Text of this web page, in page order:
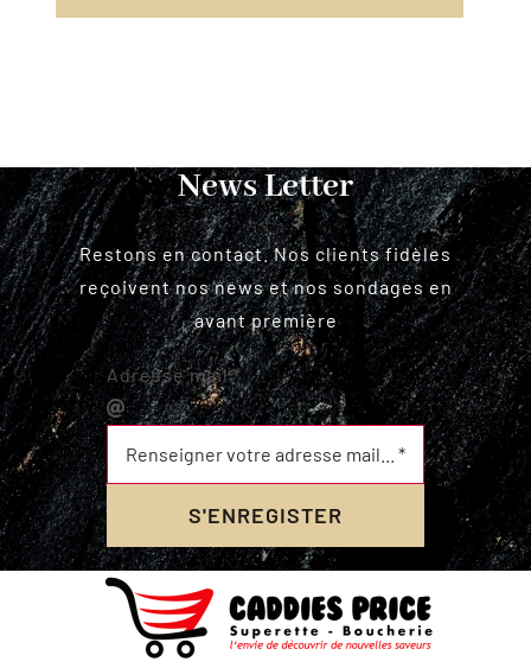
News Letter
Restons en contact. Nos clients fidèles
reçoivent nos news et nos sondages en
avant première
Adresse mail*
S'ENREGISTER